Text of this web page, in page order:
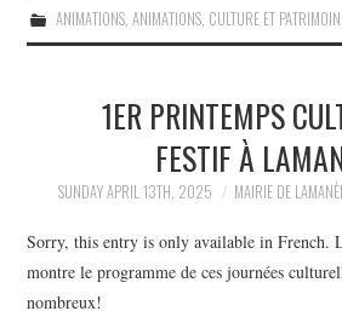
ANIMATIONS, ANIMATIONS, CULTURE ET
1ER PRINTEMPS
FESTIF À
SUNDAY APRIL 13TH, 2025 MAIRIE DE
Sorry, this entry is only available in French.
montre le programme de ces journées
nombreux!